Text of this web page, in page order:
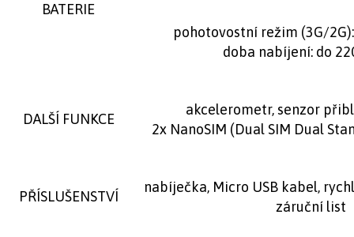
BATERIE
pohotovostní režim (3G/
doba nabíjení: do
DALŠÍ FUNKCE
akcelerometr, senzor
2x NanoSIM (Dual SIM Dual
PŘÍSLUŠENSTVÍ
nabíječka, Micro USB kabel,
záruční list